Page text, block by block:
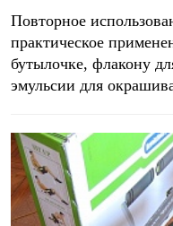
Повторное
практическое
бутылочке, флакону
эмульсии для